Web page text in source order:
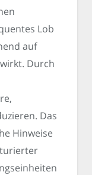
Lob
auf
Durch
Das
Hinweise